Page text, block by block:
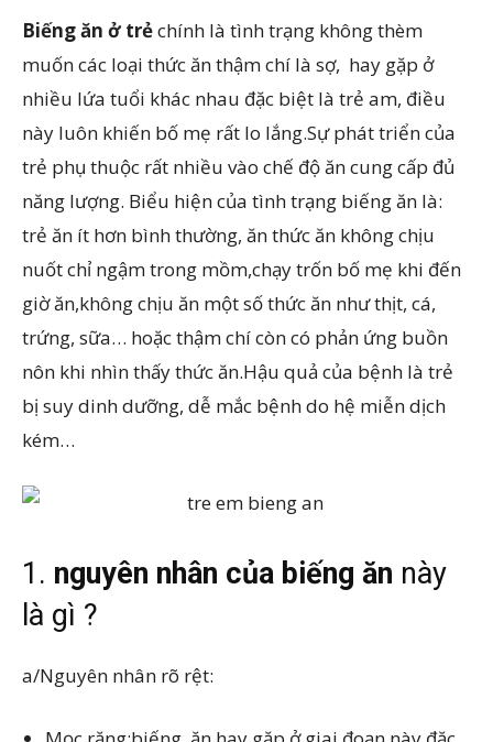
Biếng ăn ở trẻchính là tình trạng không thèm
muốn các loại thức ăn thậm chí là sợ, hay gặp ở
nhiều lứa tuổi khác nhau đặc biệt là trẻ am, điều
này luôn khiến bố mẹ rất lo lắng.Sự phát triển của
trẻ phụ thuộc rất nhiều vào chế độ ăn cung cấp đủ
năng lượng. Biểu hiện của tình trạng biếng ăn là:
trẻ ăn ít hơn bình thường, ăn thức ăn không chịu
nuốt chỉ ngậm trong mồm,chạy trốn bố mẹ khi đến
giờ ăn,không chịu ăn một số thức ăn như thịt, cá,
trứng, sữa… hoặc thậm chí còn có phản ứng buồn
nôn khi nhìn thấy thức ăn.Hậu quả của bệnh là trẻ
bị suy dinh dưỡng, dễ mắc bệnh do hệ miễn dịch
kém…
1. nguyên nhân của biếng ăn này
là gì ?
a/Nguyên nhân rõ rệt: